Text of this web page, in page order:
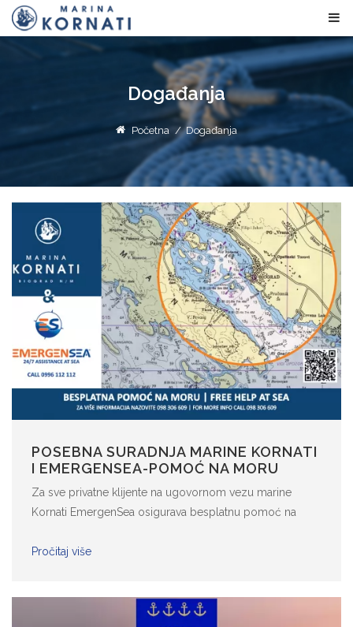
Događanja
Početna / Događanja
POSEBNA SURADNJA MARINE KORNATI
I EMERGENSEA-POMOĆ NA MORU
Za sve privatne klijente na ugovornom vezu marine
Kornati EmergenSea osigurava besplatnu pomoć na
Crvene Luke te na sjevernoj strani do otoka Galešnjaka.
Pročitaj više